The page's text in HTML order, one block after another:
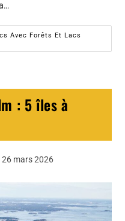
Avec Forêts Et Lacs
: 5 îles à
26 mars 2026